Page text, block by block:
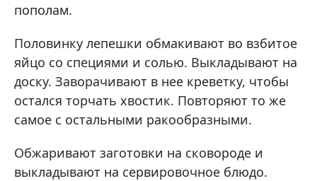
пополам.
Половинку лепешки обмакивают во взбитое
яйцо со специями и солью. Выкладывают на
доску. Заворачивают в нее креветку, чтобы
остался торчать хвостик. Повторяют то же
самое с остальными ракообразными.
Обжаривают заготовки на сковороде и
выкладывают на сервировочное блюдо.